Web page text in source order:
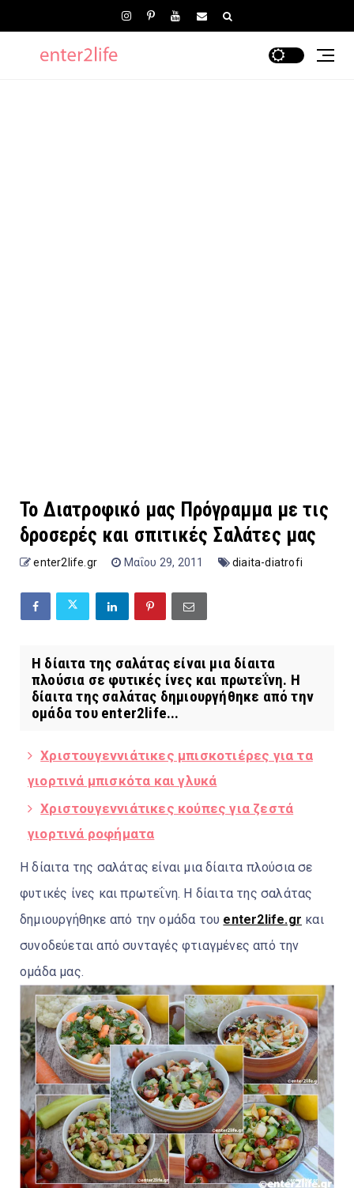
Το Διατροφικό μας Πρόγραμμα με τις
δροσερές και σπιτικές Σαλάτες μας
enter2life.gr Μαΐου 29, 2011 diaita-diatrofi
Η δίαιτα της σαλάτας είναι μια δίαιτα
πλούσια σε φυτικές ίνες και πρωτεΐνη. Η
δίαιτα της σαλάτας δημιουργήθηκε από την
ομάδα του enter2life...
Χριστουγεννιάτικες μπισκοτιέρες για τα
γιορτινά μπισκότα και γλυκά
Χριστουγεννιάτικες κούπες για ζεστά
γιορτινά ροφήματα
Η δίαιτα της σαλάτας είναι μια δίαιτα πλούσια σε
φυτικές ίνες και πρωτεΐνη. Η δίαιτα της σαλάτας
δημιουργήθηκε από την ομάδα του enter2life.gr και
συνοδεύεται από συνταγές φτιαγμένες από την
ομάδα μας.